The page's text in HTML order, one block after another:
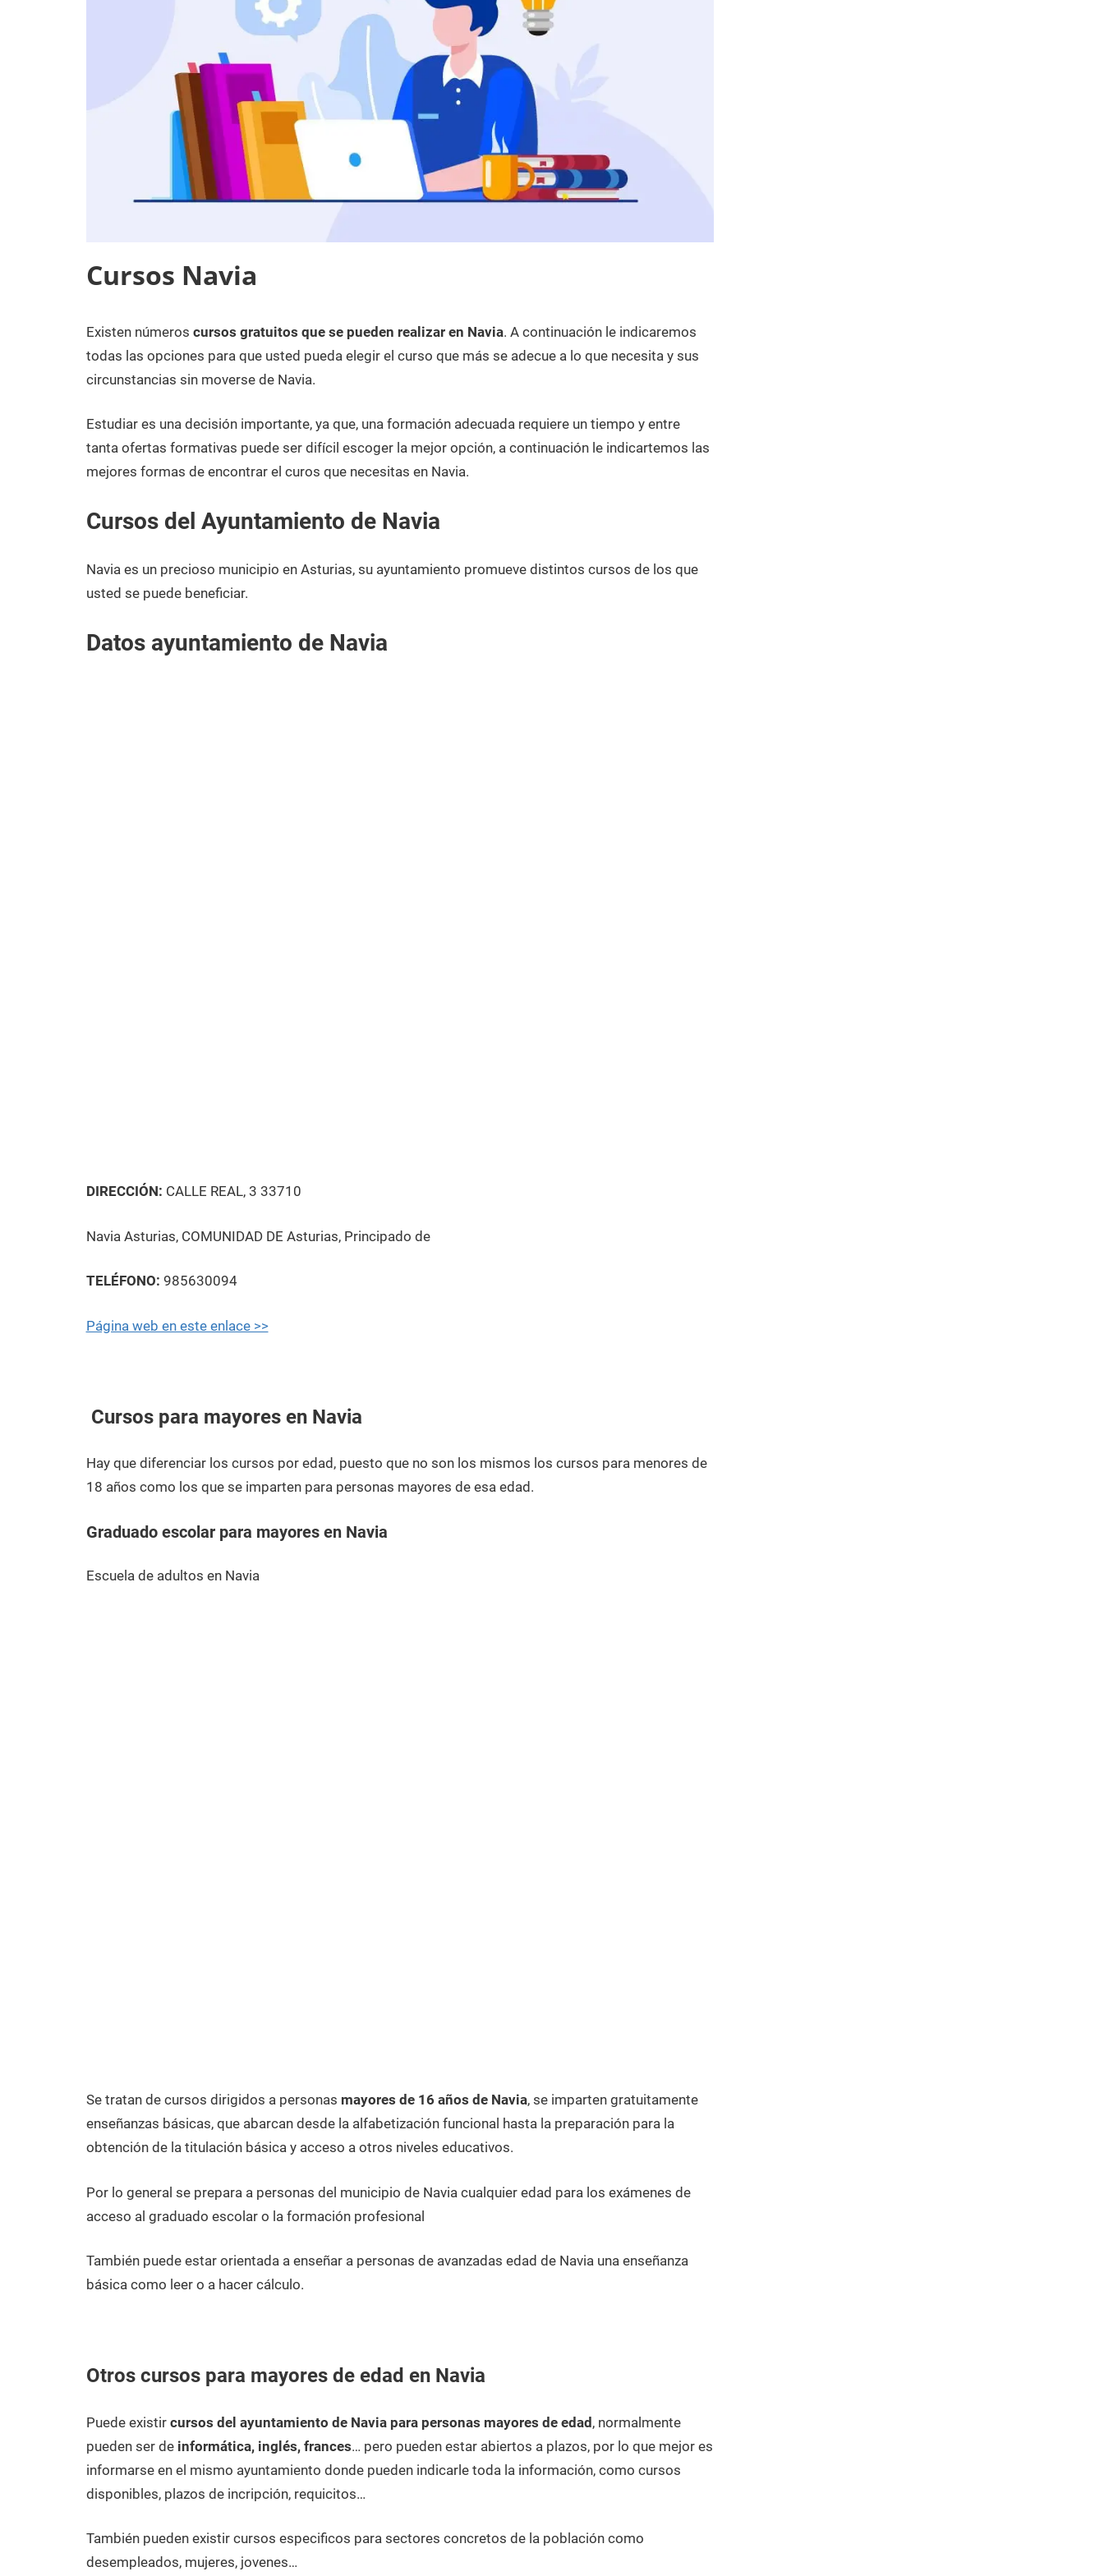
Cursos Navia
21
de
diciembre
2020
Maria
Cursos
en
Asturias
Existen números cursos gratuitos que se pueden realizar en Navia. A continuación le indicaremos
todas las opciones para que usted pueda elegir el curso que más se adecue a lo que necesita y sus
circunstancias sin moverse de Navia.
Estudiar es una decisión importante, ya que, una formación adecuada requiere un tiempo y entre
tanta ofertas formativas puede ser difícil escoger la mejor opción, a continuación le indicartemos las
mejores formas de encontrar el curos que necesitas en Navia.
Cursos del Ayuntamiento de Navia
Navia es un precioso municipio en Asturias, su ayuntamiento promueve distintos cursos de los que
usted se puede beneficiar.
Datos ayuntamiento de Navia
DIRECCIÓN: CALLE REAL, 3 33710
Navia Asturias, COMUNIDAD DE Asturias, Principado de
TELÉFONO: 985630094
Página web en este enlace >>
Cursos para mayores en Navia
Hay que diferenciar los cursos por edad, puesto que no son los mismos los cursos para menores de
18 años como los que se imparten para personas mayores de esa edad.
Graduado escolar para mayores en Navia
Escuela de adultos en Navia
Se tratan de cursos dirigidos a personas mayores de 16 años de Navia, se imparten gratuitamente
enseñanzas básicas, que abarcan desde la alfabetización funcional hasta la preparación para la
obtención de la titulación básica y acceso a otros niveles educativos.
Por lo general se prepara a personas del municipio de Navia cualquier edad para los exámenes de
acceso al graduado escolar o la formación profesional
También puede estar orientada a enseñar a personas de avanzadas edad de Navia una enseñanza
básica como leer o a hacer cálculo.
Otros cursos para mayores de edad en Navia
Puede existir cursos del ayuntamiento de Navia para personas mayores de edad, normalmente
pueden ser de informática, inglés, frances… pero pueden estar abiertos a plazos, por lo que mejor es
informarse en el mismo ayuntamiento donde pueden indicarle toda la información, como cursos
disponibles, plazos de incripción, requicitos…
También pueden existir cursos especificos para sectores concretos de la población como
desempleados, mujeres, jovenes…